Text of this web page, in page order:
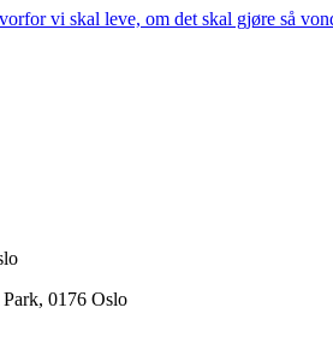
vi skal leve, om det skal gjøre så
0176 Oslo